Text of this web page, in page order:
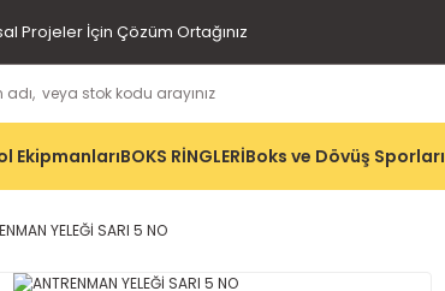
Projeler İçin Çözüm Ortağınız
EkipmanlarıBOKS RİNGLERİBoks ve Dövüş Sporları
YELEĞİ SARI 5 NO